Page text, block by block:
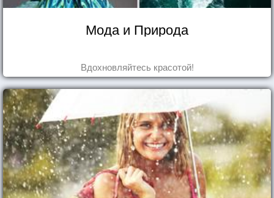
Мода и Природа
Вдохновляйтесь красотой!